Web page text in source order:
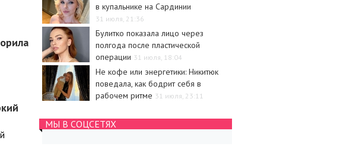
в купальнике на Сардинии
31 июля, 21:36
Булитко показала лицо через
полгода после пластической
операции 31 июля, 18:04
Не кофе или энергетики: Никитюк
поведала, как бодрит себя в
рабочем ритме 31 июля, 23:11
МЫ В СОЦСЕТЯХ